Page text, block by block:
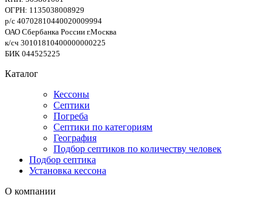
ОГРН: 1135038008929
р/с 40702810440020009994
ОАО Сбербанка России г.Москва
к/сч 30101810400000000225
БИК 044525225
Каталог
Кессоны
Септики
Погреба
Септики по категориям
География
Подбор септиков по количеству человек
Подбор септика
Установка кессона
О компании